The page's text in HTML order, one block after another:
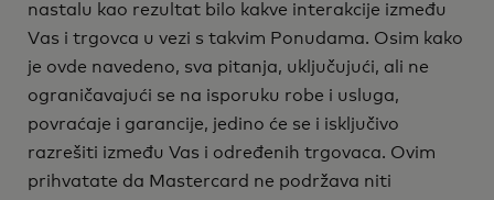
nastalu kao rezultat bilo kakve interakcije između
Vas i trgovca u vezi s takvim Ponudama. Osim kako
je ovde navedeno, sva pitanja, uključujući, ali ne
ograničavajući se na isporuku robe i usluga,
povraćaje i garancije, jedino će se i isključivo
razrešiti između Vas i određenih trgovaca. Ovim
prihvatate da Mastercard ne podržava niti